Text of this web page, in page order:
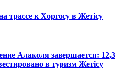
трассе к Хоргосу в Жетісу
Алаколя завершается: 12,3
в туризм Жетісу